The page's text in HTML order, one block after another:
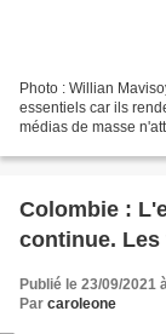
Photo : Willian
essentiels car ils
médias de masse
Colombie :
continue.
Publié le 23/09/2021
Par caroleone